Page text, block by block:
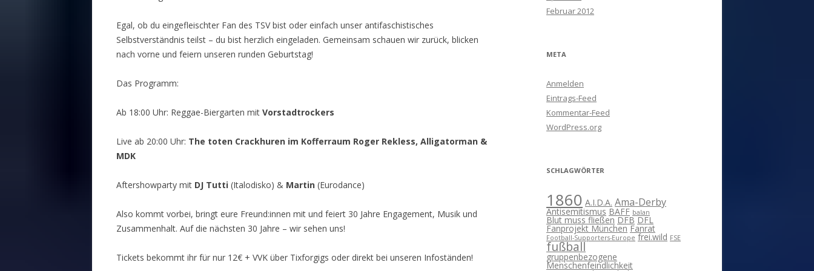
Egal, ob du eingefleischter Fan des TSV bist oder einfach unser antifaschistisches
Selbstverständnis teilst – du bist herzlich eingeladen. Gemeinsam schauen wir zurück, blicken
nach vorne und feiern unseren runden Geburtstag!
Das Programm:
Ab 18:00 Uhr: Reggae-Biergarten mit Vorstadtrockers
Live ab 20:00 Uhr: The toten Crackhuren im Kofferraum Roger Rekless, Alligatorman &
MDK
Aftershowparty mit DJ Tutti (Italodisko) & Martin (Eurodance)
Also kommt vorbei, bringt eure Freund:innen mit und feiert 30 Jahre Engagement, Musik und
Zusammenhalt. Auf die nächsten 30 Jahre – wir sehen uns!
Tickets bekommt ihr für nur 12€ + VVK über Tixforgigs oder direkt bei unseren Infoständen!
Februar 2012
META
Anmelden
Eintrags-Feed
Kommentar-Feed
WordPress.org
SCHLAGWÖRTER
1860 A.I.D.A. Ama-Derby
Antisemitismus BAFF balan
Blut muss fließen DFB DFL
Fanprojekt München Fanrat
Football-Supporters-Europe frei.wild FSE
fußball
gruppenbezogene
Menschenfeindlichkeit